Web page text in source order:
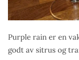
Purple rain er en
godt av sitrus og